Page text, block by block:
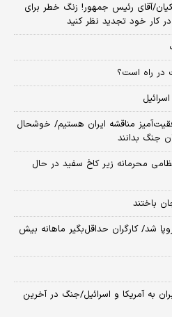
آقای رئیس جمهور! زنگ خطر برای
کار خود تجدید نظر کنید
در راه است؟
مناقشه ایران هستیم/ خوشحال
جنگ بدانند
محرمانه زیر کاخ سفید در حال
شد/ کارگران حداقل‌بگیر ماهانه بیش
به آمریکا و اسرائیل/جنگ در آخرین